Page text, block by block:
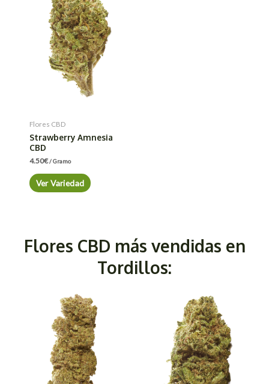
Flores CBD
Strawberry Amnesia
CBD
4.50€/ Gramo
Ver Variedad
Flores CBD más vendidas en
Tordillos: